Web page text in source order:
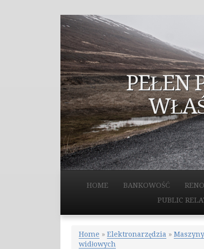
PEŁEN
HOME BANKOWOŚĆ
PUBLIC
Home » Elektronarzędzia » Maszyny
widłowych